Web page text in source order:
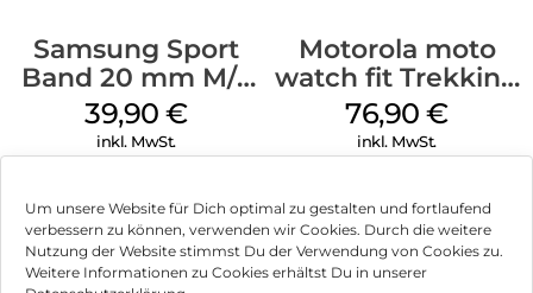
Um unsere Website für Dich optimal zu gestalten und fortlaufend
verbessern zu können, verwenden wir Cookies. Durch die weitere
Nutzung der Website stimmst Du der Verwendung von Cookies zu.
Weitere Informationen zu Cookies erhältst Du in unserer
Samsung Sport
Band 20 mm M/L
Galaxy Watch4
Serie Graphite
39,90€
inkl. MwSt.
Motorola moto
watch fit Trekking
Green
76,90€
inkl. MwSt.
Impressum